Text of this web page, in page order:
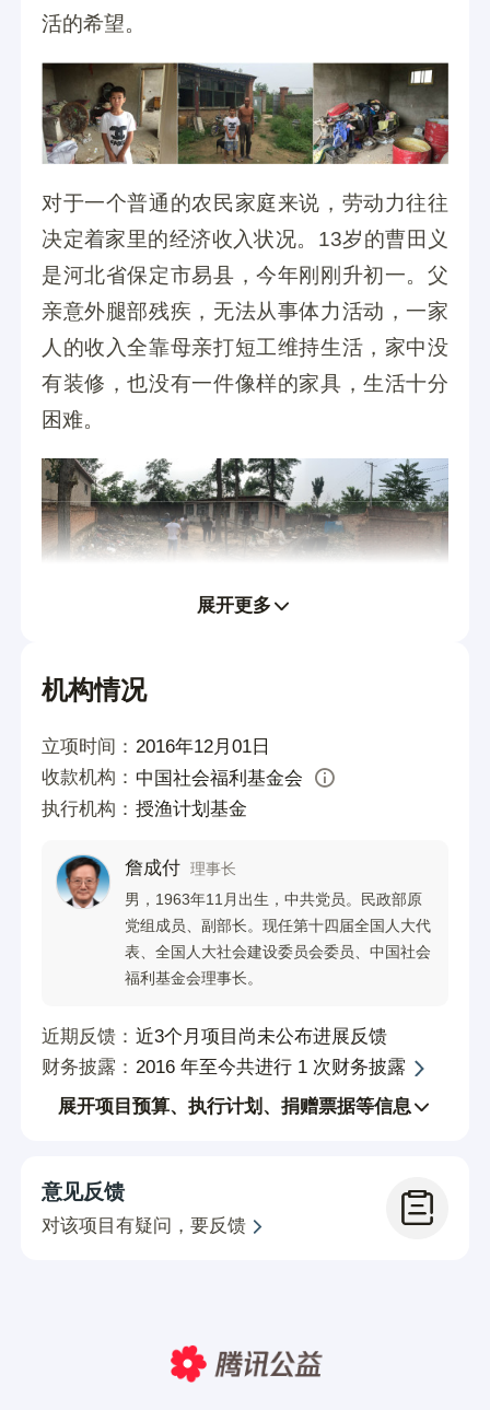
活的希望。
对于一个普通的农民家庭来说，劳动力往往
决定着家里的经济收入状况。13岁的曹田义
是河北省保定市易县，今年刚刚升初一。父
亲意外腿部残疾，无法从事体力活动，一家
人的收入全靠母亲打短工维持生活，家中没
有装修，也没有一件像样的家具，生活十分
困难。
也希望曹田义能够好好学习，将来能考上大
学，找到份好的工作，带领全家走出贫穷。
子能够健康成长，就是把希望寄托在下一代
身上。走访中我们见到了太多这样的家庭，
单亲、留守、或者父母伤残，家长没有能力
帮助孩子获得更好的成长环境。900元能支
面，有尊严的学习和生活，需要您的参与。
我们要做什么
展开更多
机构情况
立项时间： 2016年12月01日
收款机构： 中国社会福利基金会
执行机构： 授渔计划基金
詹成付 理事长
男，1963年11月出生，中共党员。民政部原
党组成员、副部长。现任第十四届全国人大代
表、全国人大社会建设委员会委员、中国社会
福利基金会理事长。
近期反馈： 近3个月项目尚未公布进展反馈
财务披露： 2016 年至今共进行 1 次财务披露
展开项目预算、执行计划、捐赠票据等信息
意见反馈
对该项目有疑问，要反馈